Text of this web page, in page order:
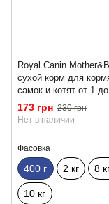
Royal Canin
сухой корм для
самок и котят от 1
месяцев 400г 400г
173 грн 230 грн
Нет в наличии
Фасовка
400 г 2 кг 8
10 кг